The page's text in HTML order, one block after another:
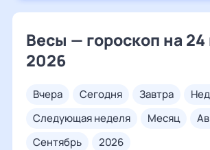
Весы — гороскоп на
2026
вчера сегодня завтра
следующая неделя
месяц
сентябрь
2026